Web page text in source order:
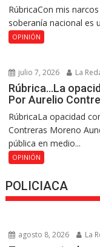
RúbricaCon mis
soberanía nacional es
OPINIÓN
julio 7, 2026 La
Rúbrica…La
Por Aurelio
RúbricaLa opacidad
Contreras Moreno
pública en medio...
OPINIÓN
POLICIACA
agosto 8, 2026 La